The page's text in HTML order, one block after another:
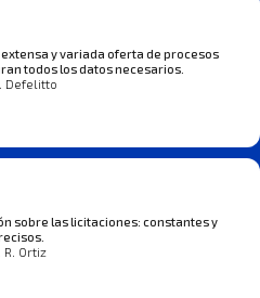
y variada oferta de procesos
todos los datos necesarios.
Defelitto
sobre las licitaciones: constantes y
R. Ortiz